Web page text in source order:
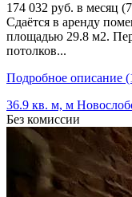
174 032 руб. в месяц
Сдаётся в аренду
площадью 29.8 м2.
потолков...
Подробное описание
36.9 кв. м, м
Без комиссии